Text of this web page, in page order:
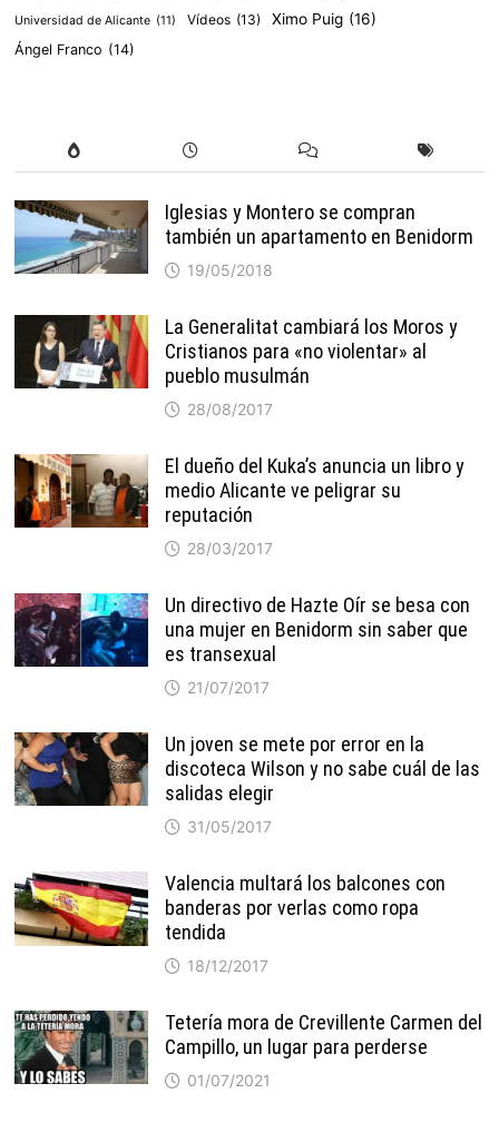
Universidad de Alicante (11) Vídeos (13) Ximo Puig (16)
Ángel Franco (14)
Iglesias y Montero se compran
también un apartamento en Benidorm
19/05/2018
La Generalitat cambiará los Moros y
Cristianos para «no violentar» al
pueblo musulmán
28/08/2017
El dueño del Kuka’s anuncia un libro y
medio Alicante ve peligrar su
reputación
28/03/2017
Un directivo de Hazte Oír se besa con
una mujer en Benidorm sin saber que
es transexual
21/07/2017
Un joven se mete por error en la
discoteca Wilson y no sabe cuál de las
salidas elegir
31/05/2017
Valencia multará los balcones con
banderas por verlas como ropa
tendida
18/12/2017
Tetería mora de Crevillente Carmen del
Campillo, un lugar para perderse
01/07/2021